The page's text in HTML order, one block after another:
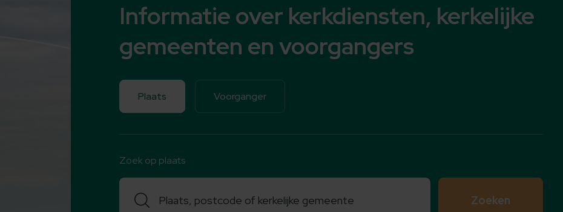
Informatie over kerkdiensten, kerkelijke
gemeenten en voorgangers
Plaats Voorganger
Zoek op plaats
Zoeken
Zoeken